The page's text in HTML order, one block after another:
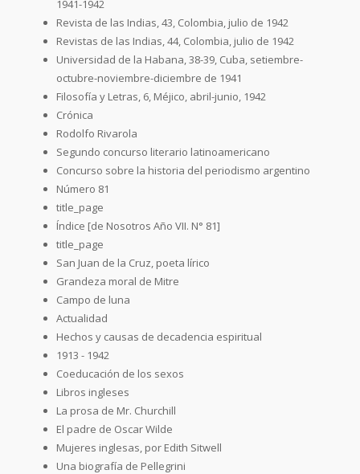
1941-1942
Revista de las Indias, 43, Colombia, julio de 1942
Revistas de las Indias, 44, Colombia, julio de 1942
Universidad de la Habana, 38-39, Cuba, setiembre-
octubre-noviembre-diciembre de 1941
Filosofía y Letras, 6, Méjico, abril-junio, 1942
Crónica
Rodolfo Rivarola
Segundo concurso literario latinoamericano
Concurso sobre la historia del periodismo argentino
Número 81
title_page
Índice [de Nosotros Año VII. N° 81]
title_page
San Juan de la Cruz, poeta lírico
Grandeza moral de Mitre
Campo de luna
Actualidad
Hechos y causas de decadencia espiritual
1913 - 1942
Coeducación de los sexos
Libros ingleses
La prosa de Mr. Churchill
El padre de Oscar Wilde
Mujeres inglesas, por Edith Sitwell
Una biografía de Pellegrini